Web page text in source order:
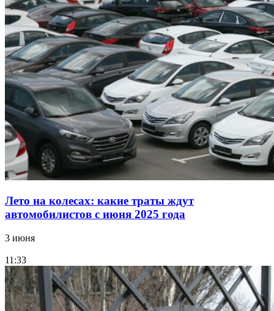
Лето на колесах: какие траты ждут
автомобилистов с июня 2025 года
3 июня
11:33